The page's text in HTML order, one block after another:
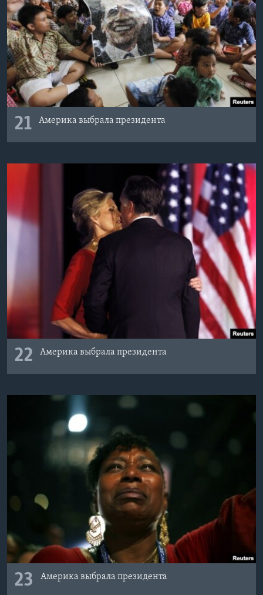
21 Америка выбрала президента
22 Америка выбрала президента
23 Америка выбрала президента